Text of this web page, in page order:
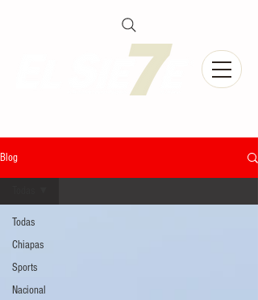
Blog
Todas
Chiapas
Sports
Nacional